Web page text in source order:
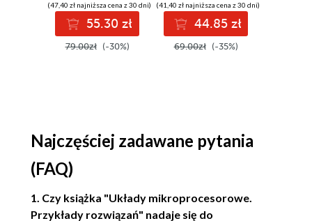
Układy kontroli parzystości 74180 i
74280 (26)
Układy czasowe (27)
Układ 7474 (30)
Liczniki (31)
Liczniki synchroniczne (32)
SQL na potrzeby
praktycznych
zastosowań.
Wydanie IV
(47,40 zł najniższa cena z 30 dni)
55.30 zł
79.00zł (-30%)
(41,40 zł najniższa cena z 30 dni)
44.85 zł
69.00zł (-35%)
Najczęściej zadawane pytania
(FAQ)
1. Czy książka "Układy mikroprocesorowe.
Przykłady rozwiązań" nadaje się do